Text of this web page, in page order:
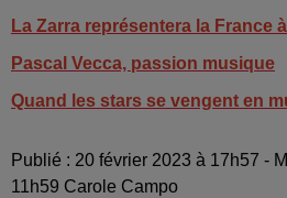
La Zarra représentera la France
Pascal Vecca, passion musique
Quand les stars se vengent en
Publié : 20 février 2023 à 17h57 -
11h59 Carole Campo